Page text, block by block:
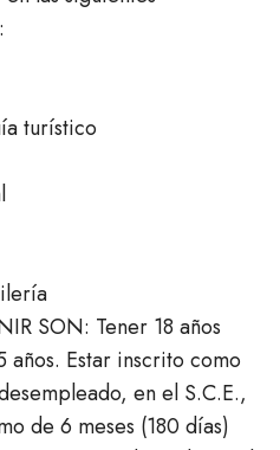
turístico
SON: Tener 18 años
años. Estar inscrito como
en el S.C.E.,
de 6 meses (180 días)